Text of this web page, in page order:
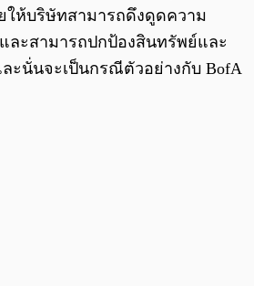
ให้บริษัทสามารถดึงดูดความ
ละสามารถปกป้องสินทรัพย์และ
ะนั่นจะเป็นกรณีตัวอย่างกับ BofA